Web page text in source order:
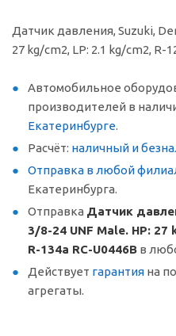
Датчик давления, Suzuki,
27 kg/cm2, LP: 2.1 kg/cm2, R-
Автомобильное
производителей в
Екатеринбурге.
Расчёт: наличный и
Отправка в любой
Екатеринбурга.
Отправка Датчик
3/8-24 UNF Male. HP: 27
R-134a RC-U0446B в
Действует гарантия на
агрегаты.